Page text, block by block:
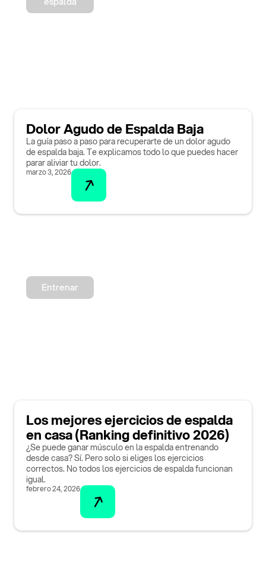
Dolor Agudo de Espalda Baja
La guía paso a paso para recuperarte de un dolor agudo
de espalda baja. Te explicamos todo lo que puedes hacer
parar aliviar tu dolor.
marzo 3, 2026
Entrenar
Los mejores ejercicios de espalda
en casa (Ranking definitivo 2026)
¿Se puede ganar músculo en la espalda entrenando
desde casa? Sí. Pero solo si eliges los ejercicios
correctos. No todos los ejercicios de espalda funcionan
igual.
febrero 24, 2026